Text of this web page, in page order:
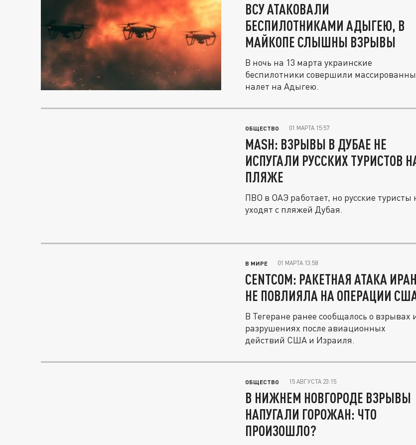
ВСУ АТАКОВАЛИ
БЕСПИЛОТНИКАМИ АДЫГЕЮ, В
МАЙКОПЕ СЛЫШНЫ ВЗРЫВЫ
В ночь на 13 марта украинские
беспилотники совершили
налет на Адыгею.
ОБЩЕСТВО 01 МАРТА 15:57
MASH: ВЗРЫВЫ В ДУБАЕ НЕ
ИСПУГАЛИ РУССКИХ ТУРИСТОВ
ПЛЯЖЕ
ПВО в ОАЭ работает, но русские туристы
уходят с пляжей Дубая.
В МИРЕ 01 МАРТА 13:58
CENTCOM: РАКЕТНАЯ АТАКА
НЕ ПОВЛИЯЛА НА ОПЕРАЦИИ
В Тегеране ранее сообщалось о взрывах
разрушениях после авиационных
действий США и Израиля.
ОБЩЕСТВО 15 АВГУСТА 23:15
В НИЖНЕМ НОВГОРОДЕ ВЗРЫВЫ
НАПУГАЛИ ГОРОЖАН: ЧТО
ПРОИЗОШЛО?